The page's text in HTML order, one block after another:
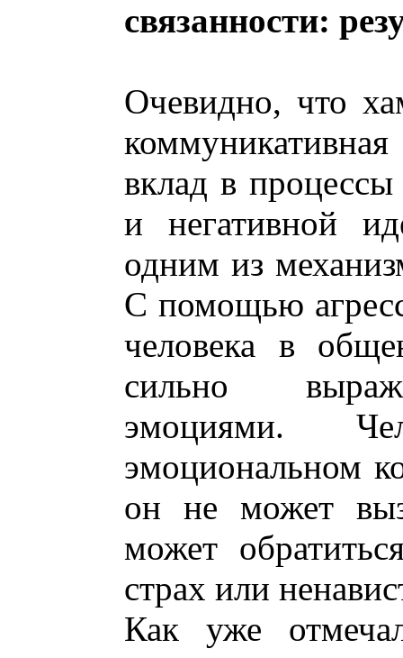
связанности:
Очевидно, что
вклад в процессы
и негативной
одним из
С помощью
человека в
сильно
эмоциями.
эмоциональном
он не может
может
страх или
Как уже